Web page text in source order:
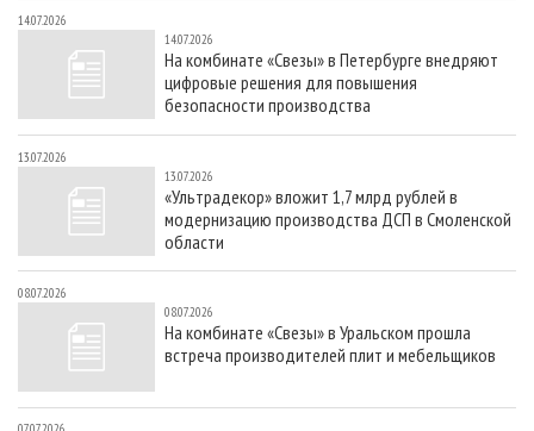
14.07.2026
14.07.2026
На комбинате «Свезы» в Петербурге внедряют
цифровые решения для повышения
безопасности производства
13.07.2026
13.07.2026
«Ультрадекор» вложит 1,7 млрд рублей в
модернизацию производства ДСП в Смоленской
области
08.07.2026
08.07.2026
На комбинате «Свезы» в Уральском прошла
встреча производителей плит и мебельщиков